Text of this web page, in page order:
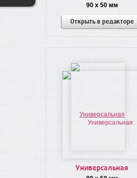
90 x 50 мм
Открыть в редакторе
Универсальная